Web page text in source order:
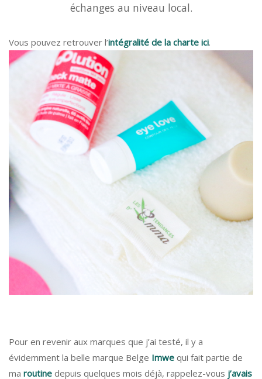
échanges au niveau local.
Vous pouvez retrouver l’intégralité de la charte ici.
Pour en revenir aux marques que j’ai testé, il y a
évidemment la belle marque Belge Imwe qui fait partie de
ma routine depuis quelques mois déjà, rappelez-vous j’avais